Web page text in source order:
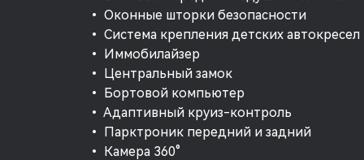
• Оконные шторки безопасности
• Система крепления детских автокресел
• Иммобилайзер
• Центральный замок
• Бортовой компьютер
• Адаптивный круиз-контроль
• Парктроник передний и задний
• Камера 360°